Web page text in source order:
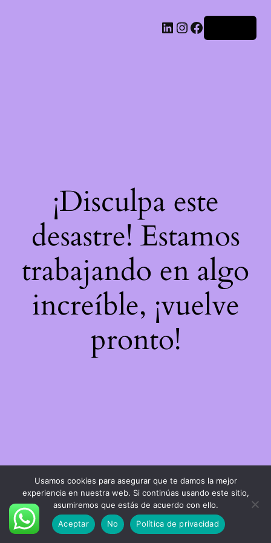
LinkedIn
Instagram
Facebook
¡Disculpa este
desastre! Estamos
trabajando en algo
increíble, ¡vuelve
pronto!
Usamos cookies para asegurar que te damos la mejor
experiencia en nuestra web. Si continúas usando este sitio,
asumiremos que estás de acuerdo con ello.
Aceptar
No Política de privacidad